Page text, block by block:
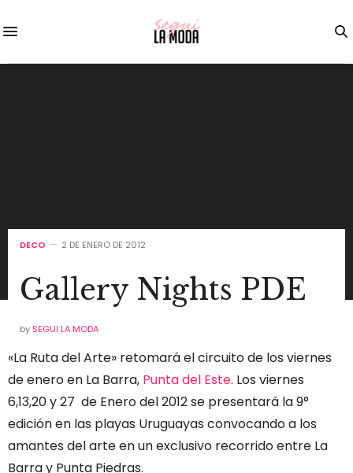
DECO 2 DE ENERO DE 2012
Gallery Nights PDE
by SEGUI LA MODA
«La Ruta del Arte» retomará el circuito de los viernes
de enero en La Barra, Punta del Este. Los viernes
6,13,20 y 27 de Enero del 2012 se presentará la 9°
edición en las playas Uruguayas convocando a los
amantes del arte en un exclusivo recorrido entre La
Barra y Punta Piedras.